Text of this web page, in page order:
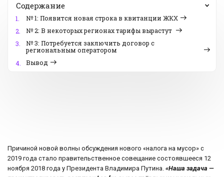
Содержание
1.
№ 1: Появится новая строка в квитанции ЖКХ
2.
№ 2: В некоторых регионах тарифы вырастут
3.
№ 3: Потребуется заключить договор с
региональным оператором
4.
Вывод
Причиной новой волны обсуждения нового «налога на мусор» с
2019 года стало правительственное совещание состоявшееся 12
ноября 2018 года у Президента Владимира Путина. «Наша задача —